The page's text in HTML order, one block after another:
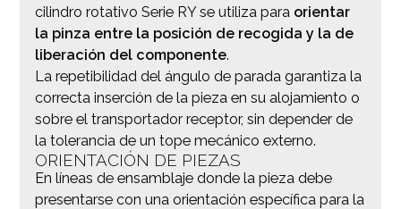
cilindro rotativo Serie RY se utiliza para orientar
la pinza entre la posición de recogida y la de
liberación del componente.
La repetibilidad del ángulo de parada garantiza la
correcta inserción de la pieza en su alojamiento o
sobre el transportador receptor, sin depender de
la tolerancia de un tope mecánico externo.
ORIENTACIÓN DE PIEZAS
En líneas de ensamblaje donde la pieza debe
presentarse con una orientación específica para la